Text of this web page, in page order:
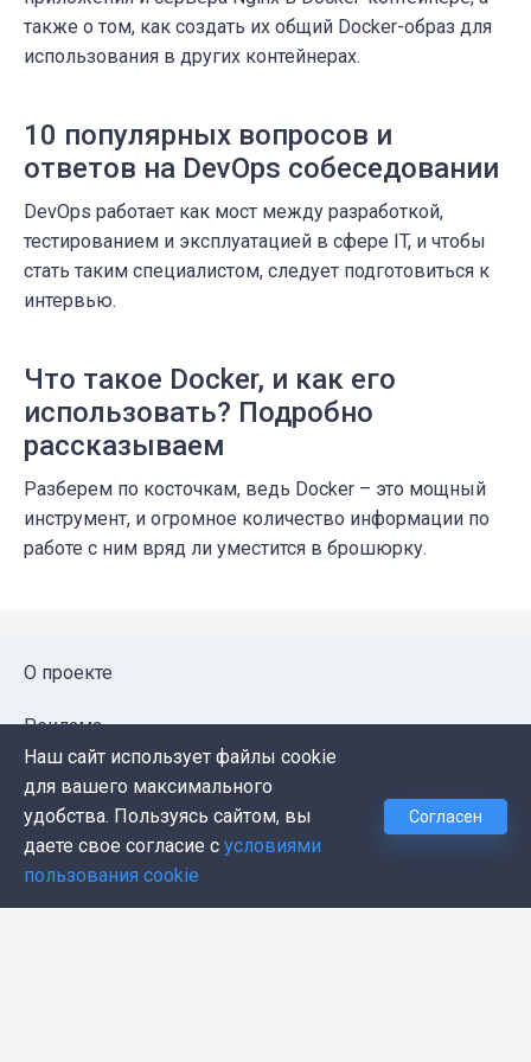
также о том, как создать их общий Docker-образ для
использования в других контейнерах.
10 популярных вопросов и
ответов на DevOps собеседовании
DevOps работает как мост между разработкой,
тестированием и эксплуатацией в сфере IT, и чтобы
стать таким специалистом, следует подготовиться к
интервью.
Что такое Docker, и как его
использовать? Подробно
рассказываем
Разберем по косточкам, ведь Docker – это мощный
инструмент, и огромное количество информации по
работе с ним вряд ли уместится в брошюрку.
О проекте
Реклама
Публичная оферта
Политика конфиденциальности
Контакты
Наш сайт использует файлы cookie
для вашего максимального
удобства. Пользуясь сайтом, вы
даете свое согласие с условиями
пользования cookie
Согласен